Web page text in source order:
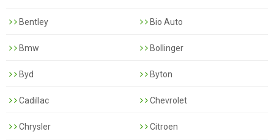
Bentley Bio Auto
Bmw Bollinger
Byd Byton
Cadillac Chevrolet
Chrysler Citroen